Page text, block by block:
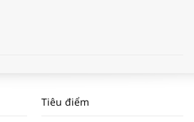
NĂM 2024 VÀ NĂM 2025 | NHỊP
THỊ TRƯỜNG #62
Tiêu điểm